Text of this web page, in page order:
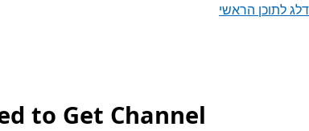
דלג לתוכן הראשי
רשימה של Microsoft.com
to Get Channel